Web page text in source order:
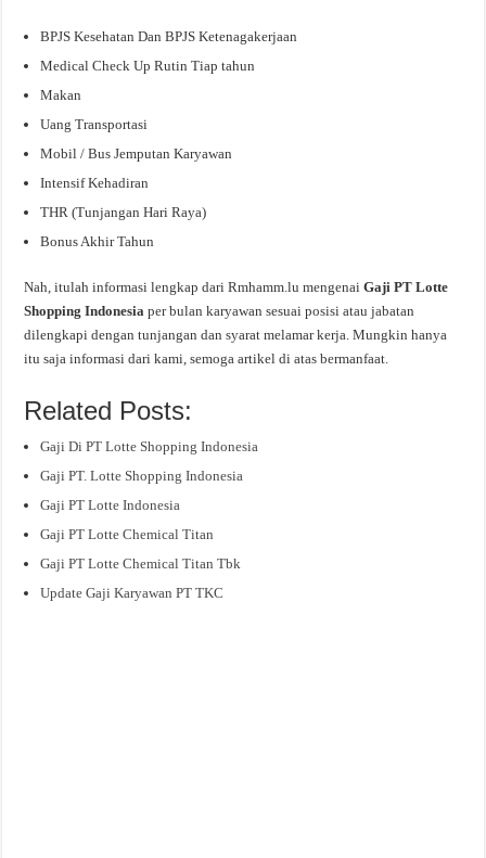
BPJS Kesehatan Dan BPJS Ketenagakerjaan
Medical Check Up Rutin Tiap tahun
Makan
Uang Transportasi
Mobil / Bus Jemputan Karyawan
Intensif Kehadiran
THR (Tunjangan Hari Raya)
Bonus Akhir Tahun
Nah, itulah informasi lengkap dari Rmhamm.lu mengenaiGaji PT Lotte
Shopping Indonesiaper bulan karyawan sesuai posisi atau jabatan
dilengkapi dengan tunjangan dan syarat melamar kerja. Mungkin hanya
itu saja informasi dari kami, semoga artikel di atas bermanfaat.
Related Posts:
Gaji Di PT Lotte Shopping Indonesia
Gaji PT. Lotte Shopping Indonesia
Gaji PT Lotte Indonesia
Gaji PT Lotte Chemical Titan
Gaji PT Lotte Chemical Titan Tbk
Update Gaji Karyawan PT TKC